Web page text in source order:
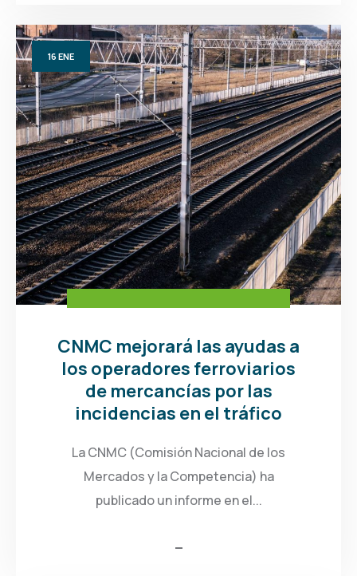
16 ENE
CNMC mejorará las ayudas a
los operadores ferroviarios
de mercancías por las
incidencias en el tráfico
La CNMC (Comisión Nacional de los
Mercados y la Competencia) ha
publicado un informe en el...